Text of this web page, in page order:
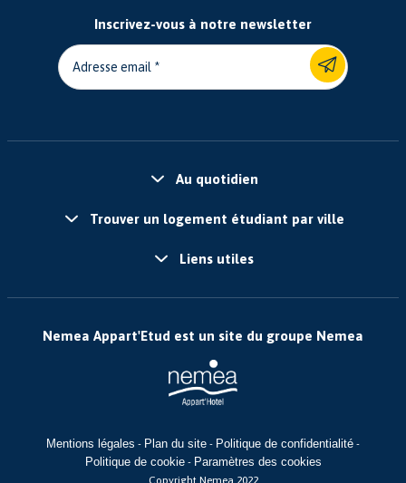
Inscrivez-vous à notre newsletter
Adresse email
Au quotidien
Trouver un logement étudiant par ville
Liens utiles
Nemea Appart'Etud est un site du groupe Nemea
Mentions légales - Plan du site - Politique de confidentialité -
Politique de cookie- Paramètres des cookies
Copyright Nemea 2022